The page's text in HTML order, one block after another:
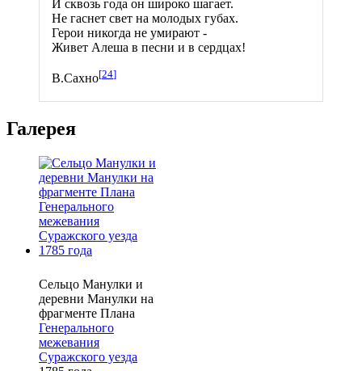
И сквозь года он широко шагает.
Не гаснет свет на молодых губах.
Герои никогда не умирают -
Живет Алеша в песни и в сердцах!
В.Сахно[24]
Галерея
Сельцо Манулки и
деревни Манулки на
фрагменте Плана
Генерального
межевания
Суражского уезда